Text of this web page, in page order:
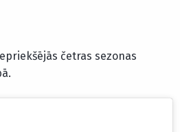
četras sezonas